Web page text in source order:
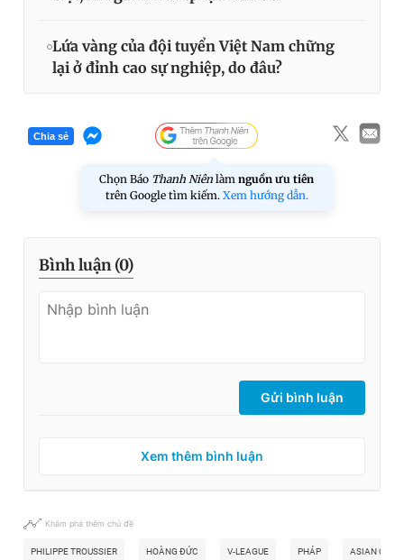
Lứa vàng của đội tuyển Việt Nam chững
lại ở đỉnh cao sự nghiệp, do đâu?
Chia sẻ
Chọn Báo Thanh Niên làm nguồn ưu tiên
trên Google tìm kiếm. Xem hướng dẫn.
Bình luận (0)
Gửi bình luận
Xem thêm bình luận
Khám phá thêm chủ đề
PHILIPPE TROUSSIER HOÀNG ĐỨC V-LEAGUE PHÁP ASIAN CUP